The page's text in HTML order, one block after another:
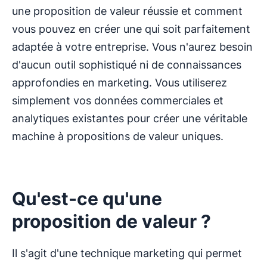
une proposition de valeur réussie et comment
vous pouvez en créer une qui soit parfaitement
adaptée à votre entreprise. Vous n'aurez besoin
d'aucun outil sophistiqué ni de connaissances
approfondies en marketing. Vous utiliserez
simplement vos données commerciales et
analytiques existantes pour créer une véritable
machine à propositions de valeur uniques.
Qu'est-ce qu'une
proposition de valeur ?
Il s'agit d'une technique marketing qui permet